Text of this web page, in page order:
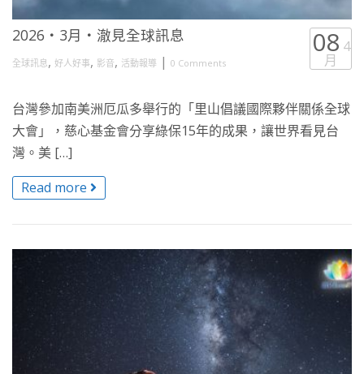
2026・3月・澈見全球訊息
全球訊息, 好人好事, 影音, 活動報導 | 0 Comments
08 4
月
台灣參加南美洲厄瓜多舉行的「里山倡議國際夥伴關係全球
大會」，慈心基金會分享綠保15年的成果，讓世界看見台
灣。美 […]
Read more